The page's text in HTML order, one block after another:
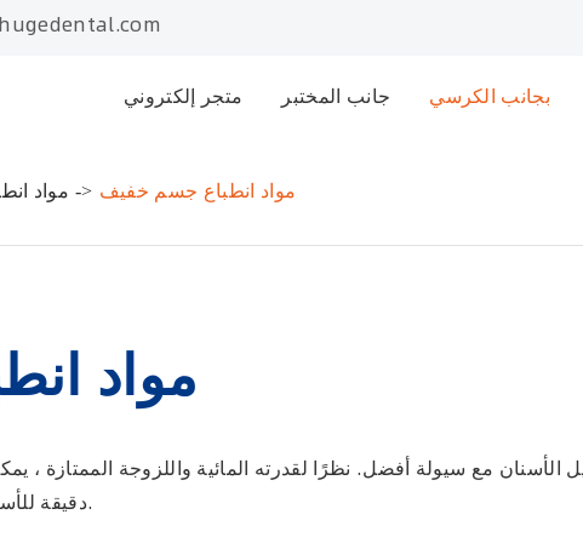
متجر إلكتروني جانب المختبر بجانب الكرسي
مواد مواد انطباع جسم خفيف
مواد
مع سيولة أفضل. نظرًا لقدرته المائية واللزوجة الممتازة ،
دقيقة للأسنان. مجموعة عادية ومجموعة سريعة متاحة.